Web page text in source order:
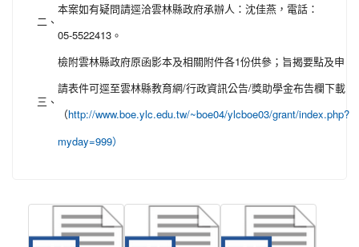
二、
本案如有疑問請逕洽雲林縣政府承辦人：沈佳燕，電話：
05-5522413。
三、
檢附雲林縣政府原函影本及相關附件各1份供參；旨揭要點及申
請表件可逕至雲林縣教育網/行政資訊公告/獎助學金布告欄下載
（http://www.boe.ylc.edu.tw/~boe04/ylcboe03/grant/index.php?
myday=999）